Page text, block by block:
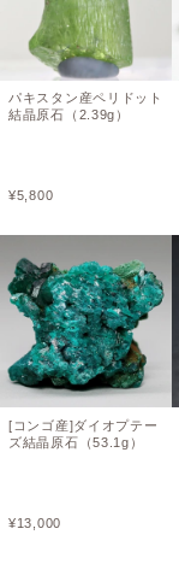
パキスタン産ペリドット
結晶原石（2.39g）
¥5,800
[コンゴ産]ダイオプテー
ズ結晶原石（53.1g）
¥13,000